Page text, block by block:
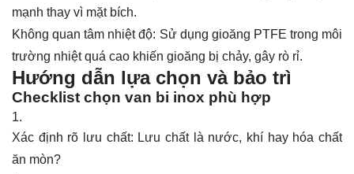
mạnh thay vì mặt bích.
Không quan tâm nhiệt độ: Sử dụng gioăng PTFE trong môi
trường nhiệt quá cao khiến gioăng bị chảy, gây rò rỉ.
Hướng dẫn lựa chọn và bảo trì
Checklist chọn van bi inox phù hợp
Xác định rõ lưu chất: Lưu chất là nước, khí hay hóa chất
ăn mòn?